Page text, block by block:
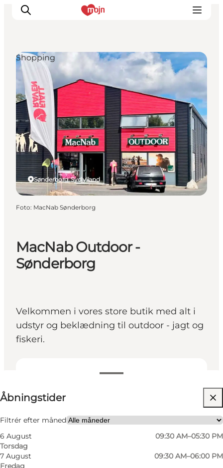
Oplevelser
Byer & Steder
Det sker
Overnatning
Planlæg din ferie
Booking
MacNab Outdoor -
Sønderborg
Velkommen i vores store butik med alt i
udstyr og beklædning til outdoor - jagt og
fiskeri.
Åbningstider
Filtrér efter måned
6 August
Torsdag
09:30 AM–05:30 PM
7 August
Fredag
09:30 AM–06:00 PM
Besøg hjemmeside
Børn, Venner, Min partner, Mig selv
Sønderborg, Sydjylland
Shopping
Foto: MacNab Sønderborg